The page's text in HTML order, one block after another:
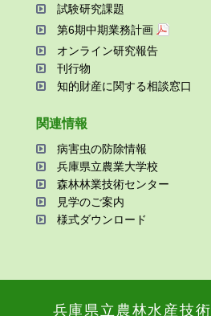
試験研究課題
第6期中期業務計画
オンライン研究報告
刊⾏物
知的財産に関する相談窓⼝
関連情報
病害⾍の防除情報
兵庫県⽴農業⼤学校
森林林業技術センター
⾒学のご案内
様式ダウンロード
兵庫県⽴農林⽔産技